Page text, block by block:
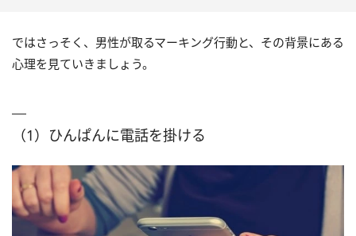
ではさっそく、男性が取るマーキング行動と、その背景にある
心理を見ていきましょう。
（1）ひんぱんに電話を掛ける